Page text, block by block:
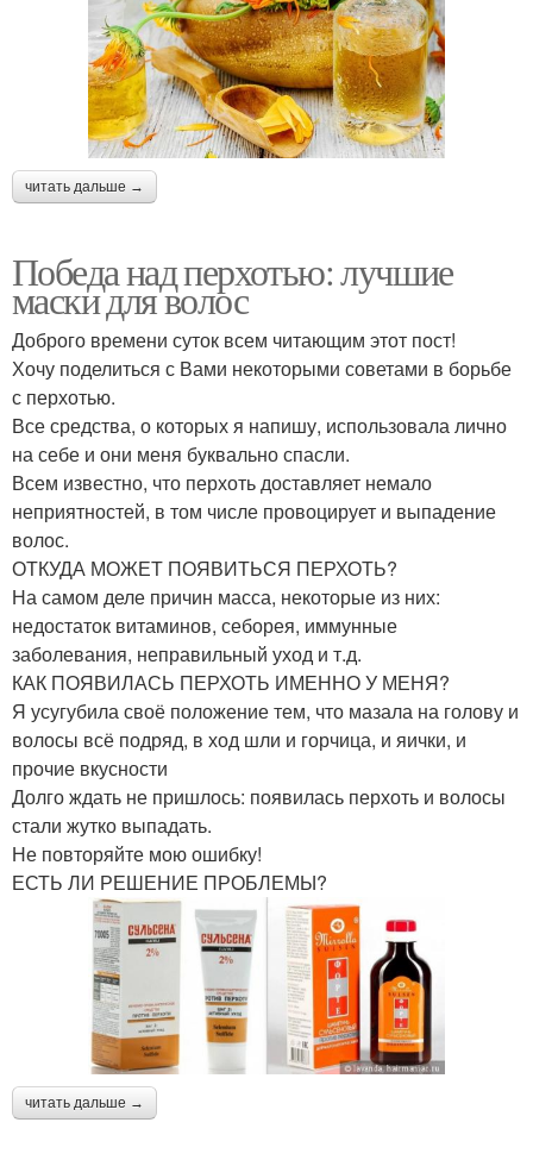
читать дальше →
Победа над перхотью: лучшие
маски для волос
Доброго времени суток всем читающим этот пост!
Хочу поделиться с Вами некоторыми советами в борьбе
с перхотью.
Все средства, о которых я напишу, использовала лично
на себе и они меня буквально спасли.
Всем известно, что перхоть доставляет немало
неприятностей, в том числе провоцирует и выпадение
волос.
ОТКУДА МОЖЕТ ПОЯВИТЬСЯ ПЕРХОТЬ?
На самом деле причин масса, некоторые из них:
недостаток витаминов, себорея, иммунные
заболевания, неправильный уход и т.д.
КАК ПОЯВИЛАСЬ ПЕРХОТЬ ИМЕННО У МЕНЯ?
Я усугубила своё положение тем, что мазала на голову и
волосы всё подряд, в ход шли и горчица, и яички, и
прочие вкусности
Долго ждать не пришлось: появилась перхоть и волосы
стали жутко выпадать.
Не повторяйте мою ошибку!
ЕСТЬ ЛИ РЕШЕНИЕ ПРОБЛЕМЫ?
читать дальше →